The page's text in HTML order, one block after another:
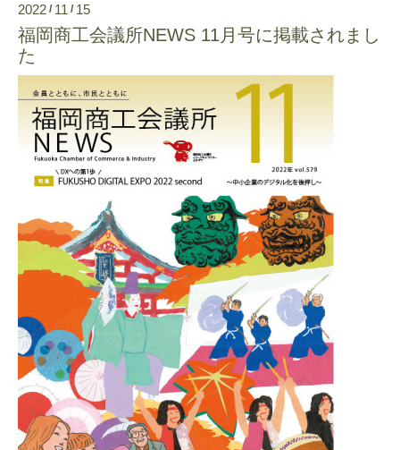
2022 / 11 / 15
福岡商工会議所NEWS 11月号に掲載されまし
た